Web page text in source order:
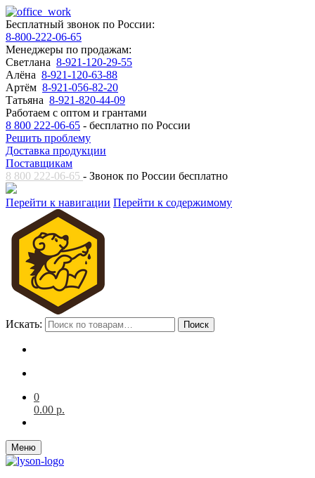
Бесплатный звонок по России:
8-800-222-06-65
Менеджеры по продажам:
Светлана 8-921-120-29-55
Алёна 8-921-120-63-88
Артём 8-921-056-82-20
Татьяна 8-921-820-44-09
Работаем с оптом и грантами
8 800 222-06-65 - бесплатно по России
Решить проблему
Доставка продукции
Поставщикам
8 800 222-06-65 - Звонок по России бесплатно
Перейти к навигации Перейти к содержимому
Искать: Поиск
0
0.00 р.
Меню